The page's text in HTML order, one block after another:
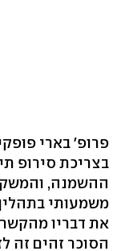
פרופ' בארי
בצריכת סירופ
ההשמנה,
משמעותי
את דבריו
הסוכר זהים זה